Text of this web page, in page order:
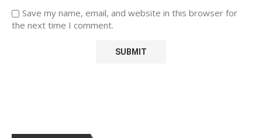
Save my name, email, and website in this browser for
the next time I comment.